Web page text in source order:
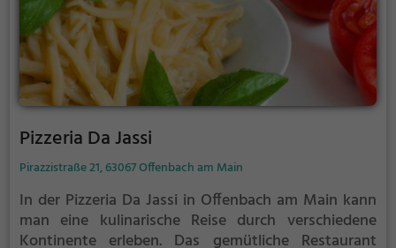
Pizzeria Da Jassi
Pirazzistraße 21, 63067 Offenbach am Main
In der Pizzeria Da Jassi in Offenbach am Main kann
man eine kulinarische Reise durch verschiedene
Kontinente erleben. Das gemütliche Restaurant